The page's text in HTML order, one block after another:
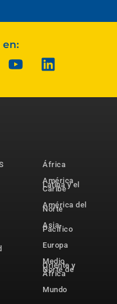
en:
África
América
Latina y el
Caribe
América del
Norte
Asia-
Pacífico
Europa
Medio
Oriente y
Norte de
África
Mundo